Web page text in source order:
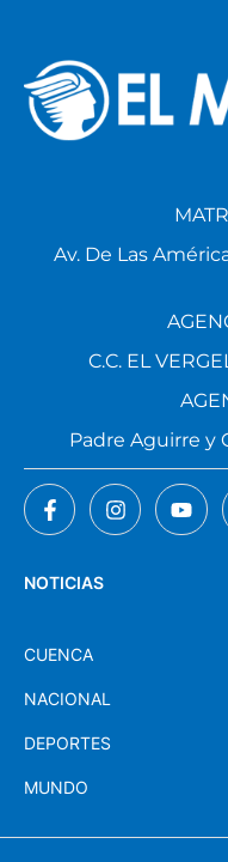
NOTICIAS
CUENCA
NACIONAL
DEPORTES
MUNDO
Av. De Las
C.C. EL
Padre Aguirre y